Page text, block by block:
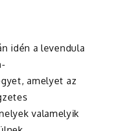
idén a levendula
amelyet az
valamelyik